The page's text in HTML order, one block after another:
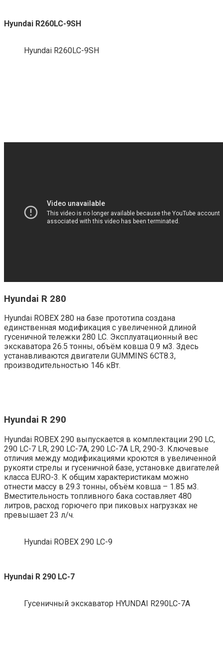
Hyundai R260LC-9SH
Hyundai R260LC-9SH
Hyundai R 280
Hyundai ROBEX 280 на базе прототипа создана
единственная модификация с увеличенной длиной
гусеничной тележки 280 LC. Эксплуатационный вес
экскаватора 26.5 тонны, объём ковша 0.9 м3. Здесь
устанавливаются двигатели GUMMINS 6CT8.3,
производительностью 146 кВт.
Hyundai R 290
Hyundai ROBEX 290 выпускается в комплектации 290 LC,
290 LC-7 LR, 290 LC-7A, 290 LC-7A LR, 290-3. Ключевые
отличия между модификациями кроются в увеличенной
рукояти стрелы и гусеничной базе, установке двигателей
класса EURO-3. К общим характеристикам можно
отнести массу в 29.3 тонны, объём ковша – 1.85 м3.
Вместительность топливного бака составляет 480
литров, расход горючего при пиковых нагрузках не
превышает 23 л/ч.
Hyundai ROBEX 290 LC-9
Hyundai R 290 LC-7
Гусеничный экскаватор HYUNDAI R290LC-7A